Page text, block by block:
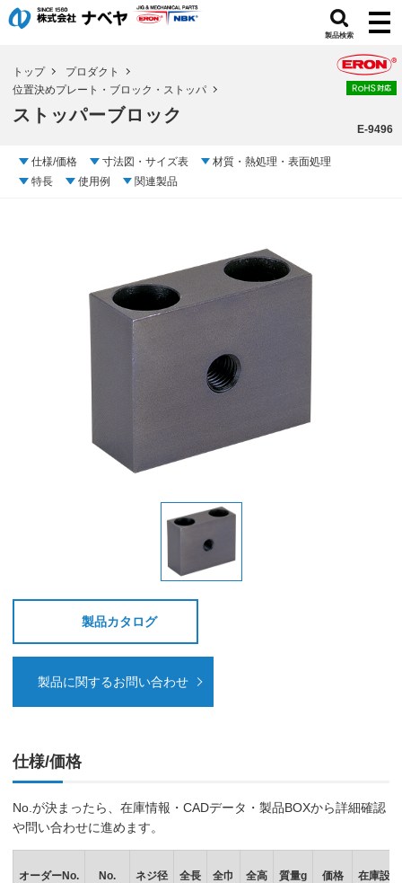
製品検索
トップ
プロダクト
位置決めプレート・ブロック・ストッパ
ストッパーブロック
E-9496
仕様/価格 寸法図・サイズ表
材質・熱処理・表面処理
特長
使用例 関連製品
製品カタログ
製品に関するお問い合わせ
仕様/価格
No.が決まったら、在庫情報・CADデータ・製品BOXから詳細確認
や問い合わせに進めます。
オーダーNo. No. ネジ径 全長 全巾 全高 質量g 価格 在庫設定